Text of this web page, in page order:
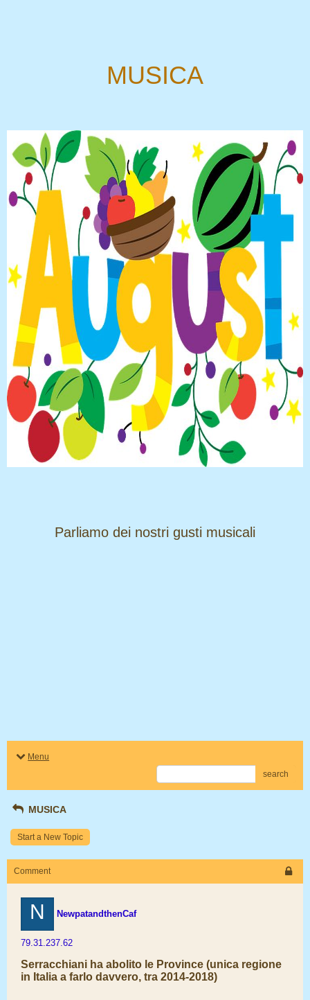
MUSICA
​​​​​​​Parliamo dei nostri gusti musicali
Menu
search
MUSICA
Start a New Topic
Comment
N NewpatandthenCaf
79.31.237.62
Serracchiani ha abolito le Province (unica regione
in Italia a farlo davvero, tra 2014-2018)